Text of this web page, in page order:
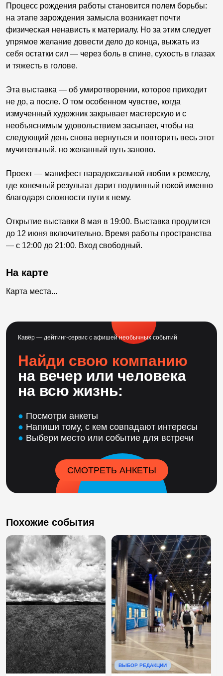
Процесс рождения работы становится полем борьбы:
на этапе зарождения замысла возникает почти
физическая ненависть к материалу. Но за этим следует
упрямое желание довести дело до конца, выжать из
себя остатки сил — через боль в спине, сухость в глазах
и тяжесть в голове.
Эта выставка — об умиротворении, которое приходит
не до, а после. О том особенном чувстве, когда
измученный художник закрывает мастерскую и с
необъяснимым удовольствием засыпает, чтобы на
следующий день снова вернуться и повторить весь этот
мучительный, но желанный путь заново.
Проект — манифест парадоксальной любви к ремеслу,
где конечный результат дарит подлинный покой именно
благодаря сложности пути к нему.
Открытие выставки 8 мая в 19:00. Выставка продлится
до 12 июня включительно. Время работы пространства
— с 12:00 до 21:00. Вход свободный.
На карте
Карта места...
Кавёр — дейтинг-сервис с афишей необычных событий
Найди свою компанию
на вечер или человека
на всю жизнь:
● Посмотри анкеты
● Напиши тому, с кем совпадают интересы
● Выбери место или событие для встречи
СМОТРЕТЬ АНКЕТЫ
Похожие события
ВЫБОР РЕДАКЦИИ